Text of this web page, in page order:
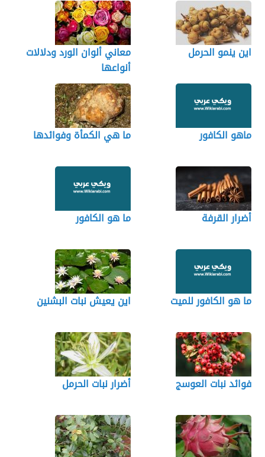
اين ينمو الحرمل
معاني ألوان الورد ودلالات
أنواعها
ماهو الكافور ما هي الكمأة وفوائدها
أضرار القرفة ما هو الكافور
ما هو الكافور للميت اين يعيش نبات البشنين
فوائد نبات العوسج أضرار نبات الحرمل